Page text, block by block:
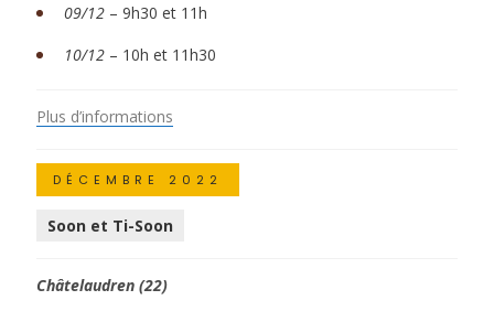
09/12 – 9h30 et 11h
10/12 – 10h et 11h30
Plus d’informations
DÉCEMBRE 2022
Soon et Ti-Soon
Châtelaudren (22)